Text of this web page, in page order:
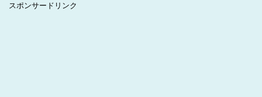
スポンサードリンク